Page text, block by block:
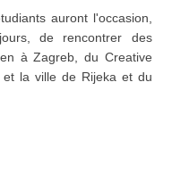
auront l'occasion,
de rencontrer des
à Zagreb, du Creative
la ville de Rijeka et du